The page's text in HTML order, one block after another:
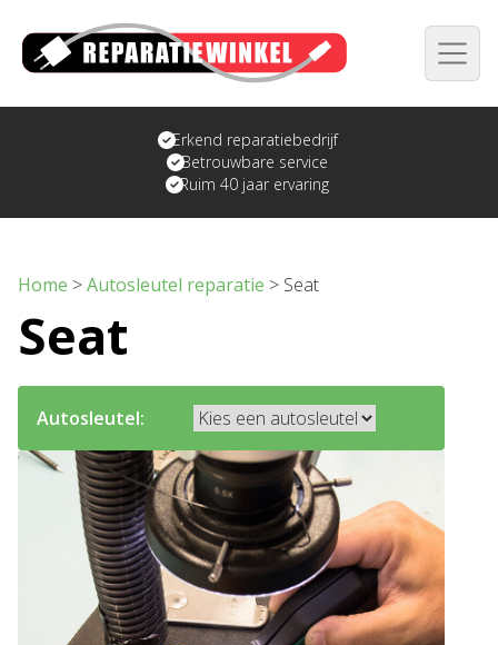
Erkend reparatiebedrijf
Betrouwbare service
Ruim 40 jaar ervaring
Home >Autosleutel reparatie > Seat
Seat
Autosleutel: